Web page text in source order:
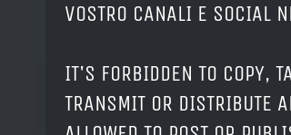
VOSTRO CANALI E SOCIAL
IT'S FORBIDDEN TO COPY,
TRANSMIT OR DISTRIBUTE